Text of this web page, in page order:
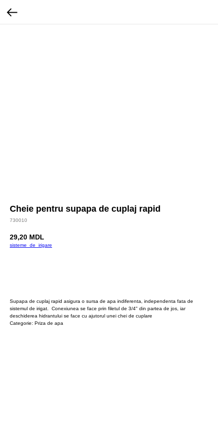
Cheie pentru supapa de cuplaj rapid
730010
29,20 MDL
sisteme_de_irigare
Supapa de cuplaj rapid asigura o sursa de apa indiferenta, independenta fata de
sistemul de irigat. Conexiunea se face prin filetul de 3/4" din partea de jos, iar
deschiderea hidrantului se face cu ajutorul unei chei de cuplare
Categorie: Priza de apa